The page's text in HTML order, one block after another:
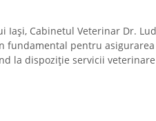
Cabinetul Veterinar Dr.
fundamental pentru
la dispoziție servicii